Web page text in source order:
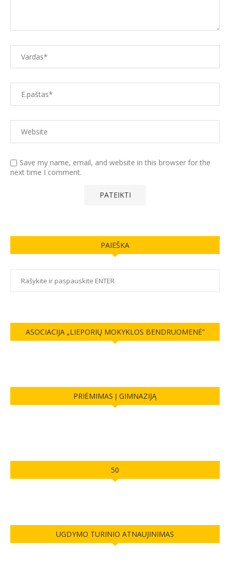
Save my name, email, and website in this browser for the
next time I comment.
PAIEŠKA
ASOCIACIJA „LIEPORIŲ MOKYKLOS BENDRUOMENĖ”
PRIĖMIMAS Į GIMNAZIJĄ
50
UGDYMO TURINIO ATNAUJINIMAS